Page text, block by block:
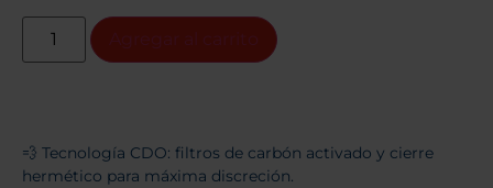
💨 Tecnología CDO: filtros de carbón activado y cierre
hermético para máxima discreción.